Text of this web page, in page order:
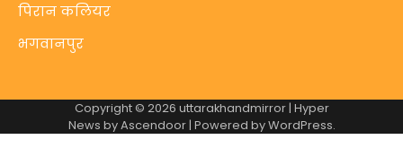
पिरान कलियर
भगवानपुर
Copyright © 2026 uttarakhandmirror| Hyper
News byAscendoor| Powered byWordPress.